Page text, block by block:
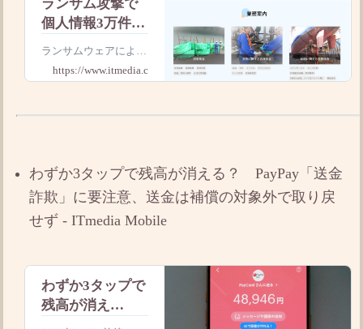
ランサム攻撃で
個人情報3万件流
出か 貿易貨物
日本検定協会
ランサムウェアにより
サーバ内のデータが暗
号化され、ファイル転
痕跡が確認されたとい
https://www.itmedia.co.jp
わずか3タップで残高が消える？ PayPay「送金
詐欺」に要注意、送金は補償の対象外で取り戻
せず - ITmedia Mobile
わずか3タップで
残高が消え
る？